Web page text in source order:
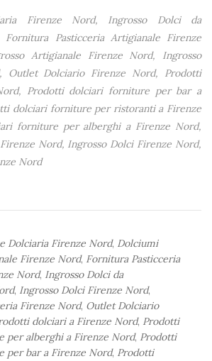
Firenze Nord, Ingrosso Dolci da
Fornitura Pasticceria Artigianale Firenze
Artigianale Firenze Nord, Ingrosso
Outlet Dolciario Firenze Nord, Prodotti
Prodotti dolciari forniture per bar a
dolciari forniture per ristoranti a Firenze
forniture per alberghi a Firenze Nord,
Nord, Ingrosso Dolci Firenze Nord,
Nord
Dolciaria Firenze Nord, Dolciumi
Firenze Nord, Fornitura Pasticceria
Nord, Ingrosso Dolci da
, Ingrosso Dolci Firenze Nord,
Firenze Nord, Outlet Dolciario
dolciari a Firenze Nord, Prodotti
per alberghi a Firenze Nord, Prodotti
per bar a Firenze Nord, Prodotti